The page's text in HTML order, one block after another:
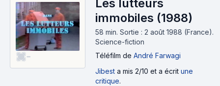
-
Les lutteurs
immobiles (1988)
58 min. Sortie : 2 août 1988 (France).
Science-fiction
Téléfilm de André Farwagi
Jibest a mis 2/10 et a écrit une
critique.